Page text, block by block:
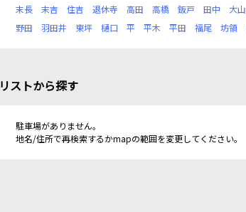
末長
末吉 住吉 退休寺 高田 高橋 鈑戸 田中 大山
野田
羽田井 東坪 樋口 平 平木 平田 福尾 坊領
リストから探す
駐車場がありません。
地名/住所で再検索するかmapの範囲を変更してください。